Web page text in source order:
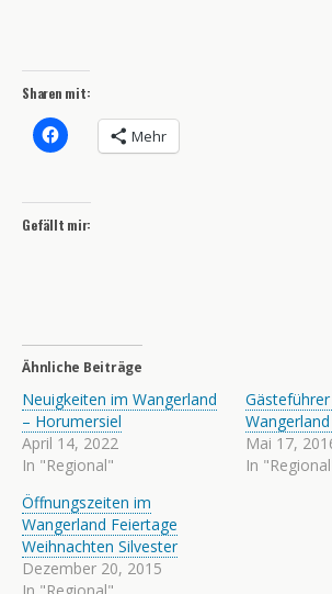
Sharen mit:
Mehr
Gefällt mir:
Ähnliche Beiträge
Neuigkeiten im Wangerland
– Horumersiel
April 14, 2022
In "Regional"
Mai 17,
In
Öffnungszeiten im
Wangerland Feiertage
Weihnachten Silvester
Dezember 20, 2015